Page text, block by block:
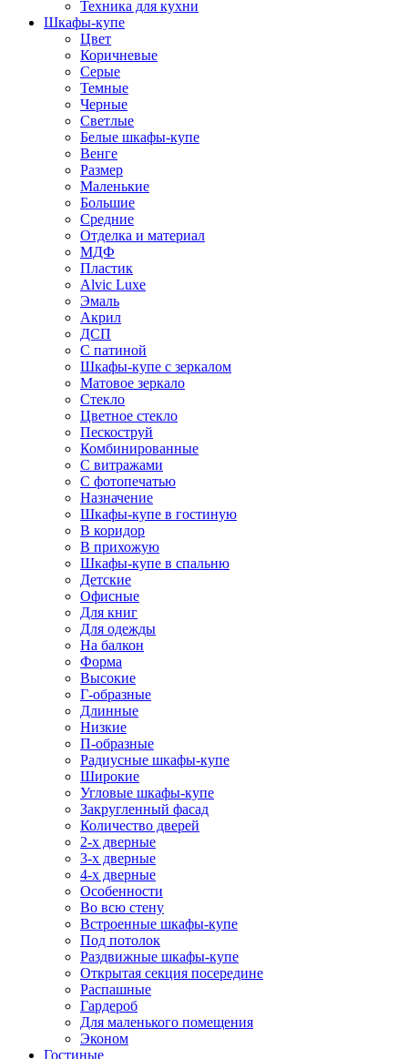
Техника для кухни
Шкафы-купе
Цвет
Коричневые
Серые
Темные
Черные
Светлые
Белые шкафы-купе
Венге
Размер
Маленькие
Большие
Средние
Отделка и материал
МДФ
Пластик
Alvic Luxe
Эмаль
Акрил
ДСП
С патиной
Шкафы-купе с зеркалом
Матовое зеркало
Стекло
Цветное стекло
Пескоструй
Комбинированные
С витражами
С фотопечатью
Назначение
Шкафы-купе в гостиную
В коридор
В прихожую
Шкафы-купе в спальню
Детские
Офисные
Для книг
Для одежды
На балкон
Форма
Высокие
Г-образные
Длинные
Низкие
П-образные
Радиусные шкафы-купе
Широкие
Угловые шкафы-купе
Закругленный фасад
Количество дверей
2-х дверные
3-х дверные
4-х дверные
Особенности
Во всю стену
Встроенные шкафы-купе
Под потолок
Раздвижные шкафы-купе
Открытая секция посередине
Распашные
Гардероб
Для маленького помещения
Эконом
Гостиные